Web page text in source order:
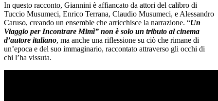
In questo racconto, Giannini è affiancato da attori del calibro di
Tuccio Musumeci, Enrico Terrana, Claudio Musumeci, e Alessandro
Caruso, creando un ensemble che arricchisce la narrazione. “Un
Viaggio per Incontrare Mimì” non è solo un tributo al cinema
d’autore italiano, ma anche una riflessione su ciò che rimane di
un’epoca e del suo immaginario, raccontato attraverso gli occhi di
chi l’ha vissuta.